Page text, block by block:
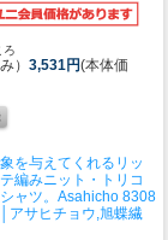
ろ
） 3,531円(本体価
を与えてくれるリッ
編みニット・トリコ
ャツ。 Asahicho 8308
アサヒチョウ,旭蝶繊